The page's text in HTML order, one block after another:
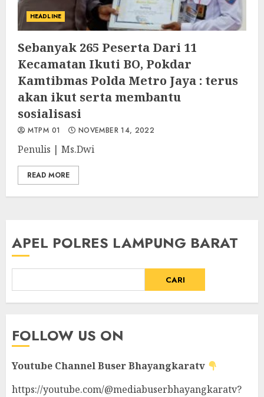
HEADLINE
Sebanyak 265 Peserta Dari 11
Kecamatan Ikuti BO, Pokdar
Kamtibmas Polda Metro Jaya : terus
akan ikut serta membantu
sosialisasi
MTPM 01 NOVEMBER 14, 2022
Penulis | Ms.Dwi
READ MORE
APEL POLRES LAMPUNG BARAT
CARI
FOLLOW US ON
Youtube ChannelBuser Bhayangkaratv
https://youtube.com/@mediabuserbhayangkaratv?